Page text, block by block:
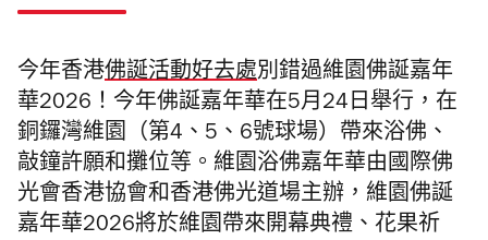
今年香港佛誕活動好去處別錯過維園佛誕嘉年
華2026！今年佛誕嘉年華在5月24日舉行，在
銅鑼灣維園（第4、5、6號球場）帶來浴佛、
敲鐘許願和攤位等。維園浴佛嘉年華由國際佛
光會香港協會和香港佛光道場主辦，維園佛誕
嘉年華2026將於維園帶來開幕典禮、花果祈